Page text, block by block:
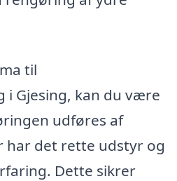
til
i Gjesing, kan du være
udføres af
har det rette udstyr og
Dette sikrer